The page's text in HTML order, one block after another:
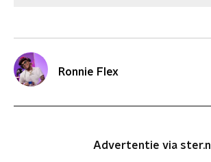
Ronnie Flex
Advertentie via ster.nl